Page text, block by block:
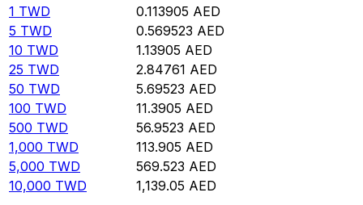
1 TWD 0.113905 AED
5 TWD 0.569523 AED
10 TWD 1.13905 AED
25 TWD 2.84761 AED
50 TWD 5.69523 AED
100 TWD 11.3905 AED
500 TWD 56.9523 AED
1,000 TWD 113.905 AED
5,000 TWD 569.523 AED
10,000 TWD 1,139.05 AED